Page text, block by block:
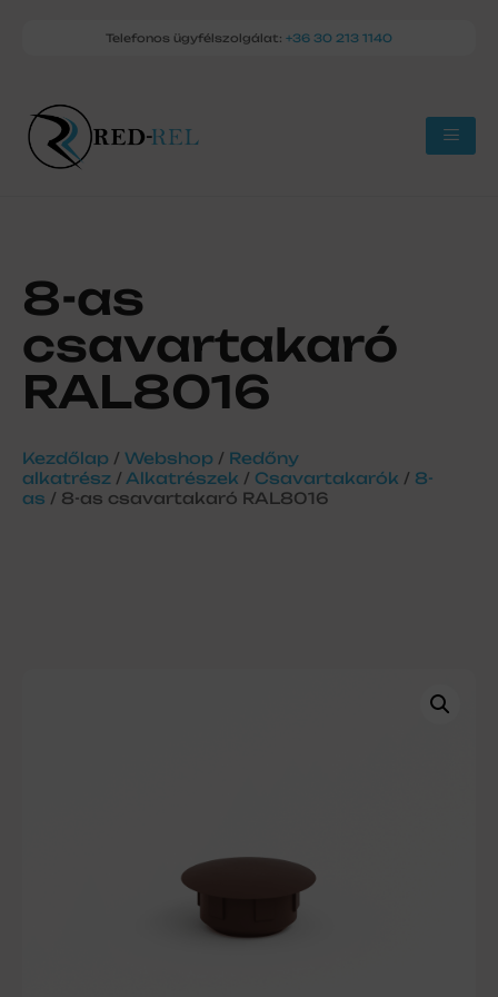
Telefonos ügyfélszolgálat: +36 30 213 1140
8-as
csavartakaró
RAL8016
Kezdőlap / Webshop / Redőny
alkatrész / Alkatrészek / Csavartakarók / 8-
as / 8-as csavartakaró RAL8016